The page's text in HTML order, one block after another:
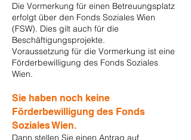
Die Vormerkung für einen Betreuungsplatz
erfolgt über den Fonds Soziales Wien
(FSW). Dies gilt auch für die
Beschäftigungsprojekte.
Voraussetzung für die Vormerkung ist eine
Förderbewilligung des Fonds Soziales
Wien.
Sie haben noch keine
Förderbewilligung des Fonds
Soziales Wien.
Dann stellen Sie einen Antrag auf